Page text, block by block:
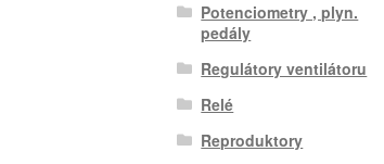
Potenciometry , plyn.
pedály
Regulátory ventilátoru
Relé
Reproduktory